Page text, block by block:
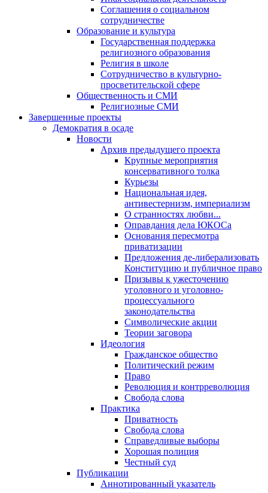
Соглашения о социальном
сотрудничестве
Образование и культура
Государственная поддержка
религиозного образования
Религия в школе
Сотрудничество в культурно-
просветительской сфере
Общественность и СМИ
Религиозные СМИ
Завершенные проекты
Демократия в осаде
Новости
Архив предыдущего проекта
Крупные мероприятия
консервативного толка
Курьезы
Национальная идея,
антивестернизм, империализм
О странностях любви...
Оправдания дела ЮКОСа
Основания пересмотра
приватизации
Предложения де-либерализовать
Конституцию и публичное право
Призывы к ужесточению
уголовного и уголовно-
процессуального
законодательства
Символические акции
Теории заговора
Идеология
Гражданское общество
Политический режим
Право
Революция и контрреволюция
Свобода слова
Практика
Приватность
Свобода слова
Справедливые выборы
Хорошая полиция
Честный суд
Публикации
Аннотированный указатель